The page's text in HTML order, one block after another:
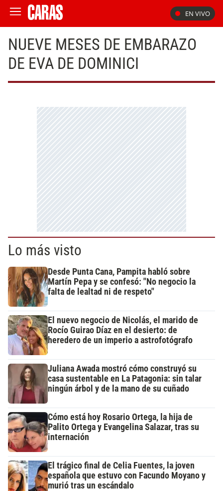
EN VIVO
NUEVE MESES DE EMBARAZO
DE EVA DE DOMINICI
Lo más visto
Desde Punta Cana, Pampita habló sobre
Martín Pepa y se confesó: "No negocio la
falta de lealtad ni de respeto"
El nuevo negocio de Nicolás, el marido de
Rocío Guirao Díaz en el desierto: de
heredero de un imperio a astrofotógrafo
Juliana Awada mostró cómo construyó su
casa sustentable en La Patagonia: sin talar
ningún árbol y de la mano de su cuñado
Cómo está hoy Rosario Ortega, la hija de
Palito Ortega y Evangelina Salazar, tras su
internación
El trágico final de Celia Fuentes, la joven
española que estuvo con Facundo Moyano y
murió tras un escándalo